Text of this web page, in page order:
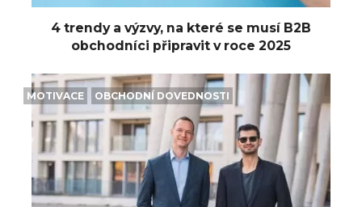
4 trendy a výzvy, na které se musí B2B
obchodníci připravit v roce 2025
MOTIVACE OBCHODNÍ DOVEDNOSTI